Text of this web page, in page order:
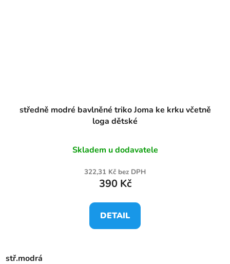
středně modré bavlněné triko Joma ke krku včetně
loga dětské
Skladem u dodavatele
322,31 Kč bez DPH
390 Kč
DETAIL
stř.modrá